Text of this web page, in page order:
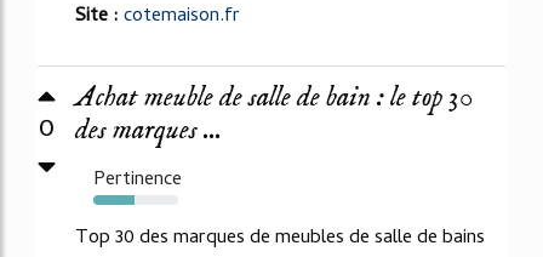
Site :cotemaison.fr
0
Achat meuble de salle de bain : le top 30
des marques ...
Pertinence
49%
Top 30 des marques de meubles de salle de bains